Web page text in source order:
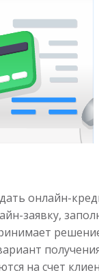
онлайн-
заявку,
на счет